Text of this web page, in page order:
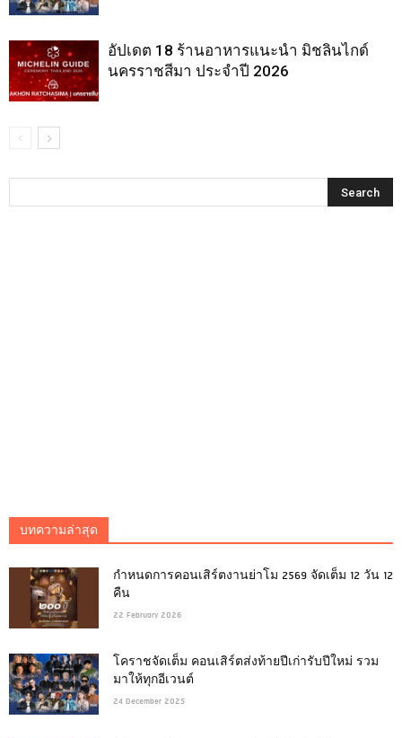
อัปเดต 18 ร้านอาหารแนะนำ มิชลินไกด์
นครราชสีมา ประจำปี 2026
บทความล่าสุด
กำหนดการคอนเสิร์ตงานย่าโม 2569 จัดเต็ม 12 วัน 12
คืน
22 February 2026
โคราชจัดเต็ม คอนเสิร์ตส่งท้ายปีเก่ารับปีใหม่ รวม
มาให้ทุกอีเวนต์
24 December 2025